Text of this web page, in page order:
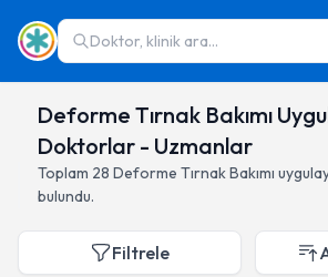
Doktor, klinik ara...
Deforme Tırnak Bakımı
Doktorlar - Uzmanlar
Toplam 28 Deforme Tırnak Bakımı
bulundu.
Filtrele